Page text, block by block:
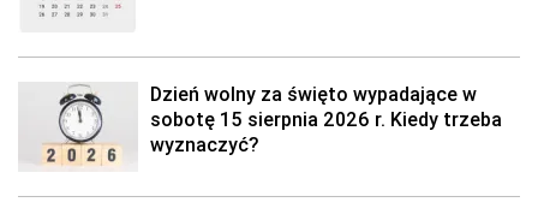
Dzień wolny za święto wypadające w
sobotę 15 sierpnia 2026 r. Kiedy trzeba
wyznaczyć?